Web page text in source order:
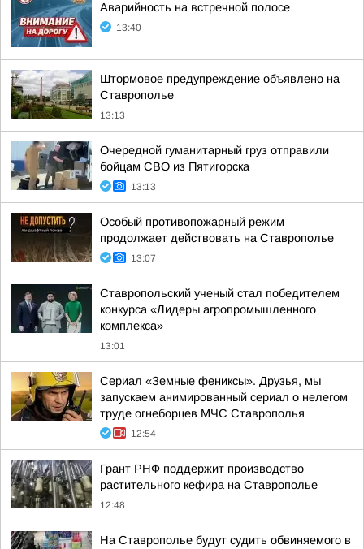
Аварийность на встречной полосе
13:40
Штормовое предупреждение объявлено на
Ставрополье
13:13
Очередной гуманитарный груз отправили
бойцам СВО из Пятигорска
13:13
Особый противопожарный режим
продолжает действовать на Ставрополье
13:07
Ставропольский ученый стал победителем
конкурса «Лидеры агропромышленного
комплекса»
13:01
Сериал «Земные фениксы». Друзья, мы
запускаем анимированный сериал о нелегом
труде огнеборцев МЧС Ставрополья
12:54
Грант РНФ поддержит производство
растительного кефира на Ставрополье
12:48
На Ставрополье будут судить обвиняемого в